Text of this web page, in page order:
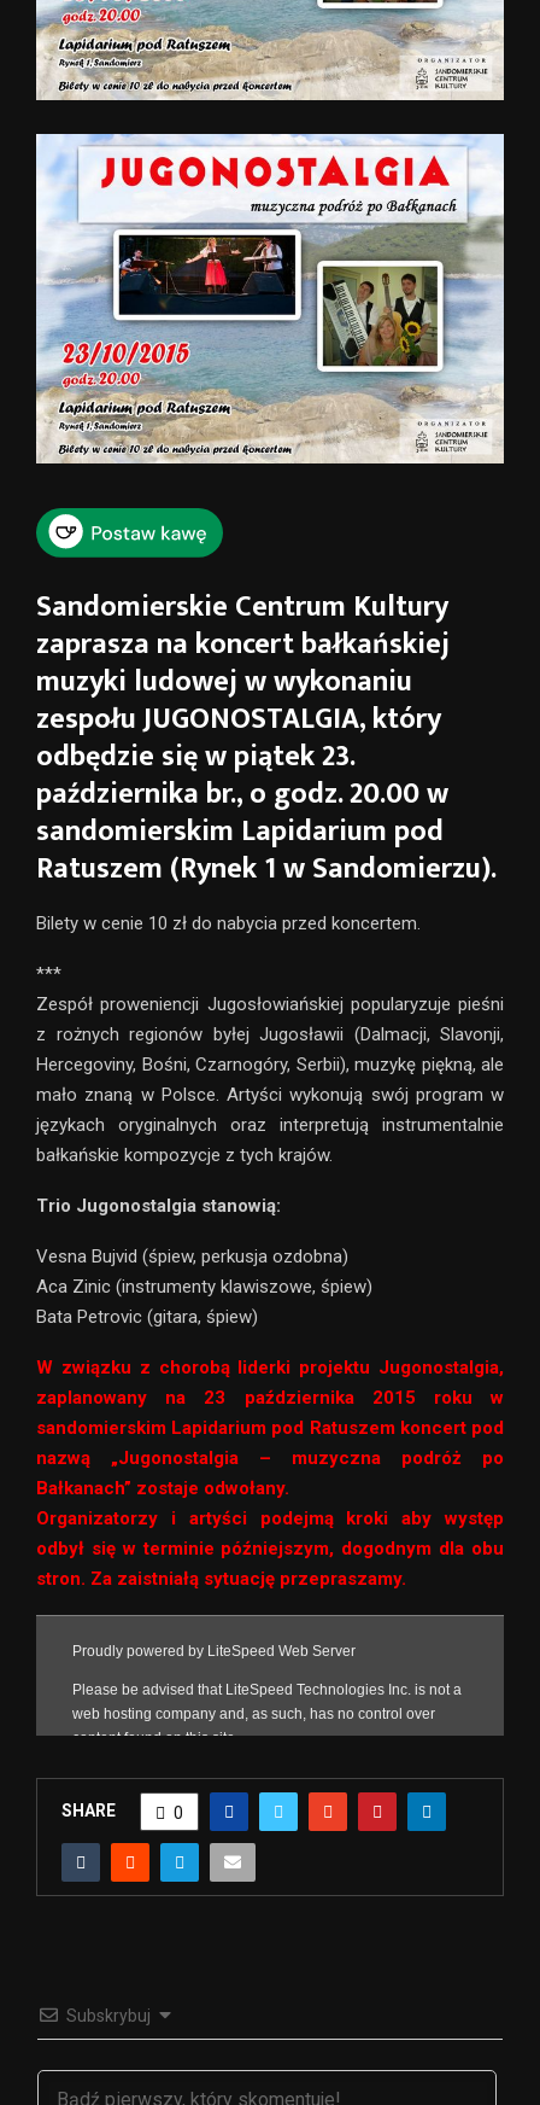
Sandomierskie Centrum Kultury
zaprasza na koncert bałkańskiej
muzyki ludowej w wykonaniu
zespołu JUGONOSTALGIA, który
odbędzie się w piątek 23.
października br., o godz. 20.00 w
sandomierskim Lapidarium pod
Ratuszem (Rynek 1 w Sandomierzu).
Bilety w cenie 10 zł do nabycia przed koncertem.
***
Zespół proweniencji Jugosłowiańskiej popularyzuje pieśni
z rożnych regionów byłej Jugosławii (Dalmacji, Slavonji,
Hercegoviny, Bośni, Czarnogóry, Serbii), muzykę piękną, ale
mało znaną w Polsce. Artyści wykonują swój program w
językach oryginalnych oraz interpretują instrumentalnie
bałkańskie kompozycje z tych krajów.
Trio Jugonostalgia stanowią:
Vesna Bujvid (śpiew, perkusja ozdobna)
Aca Zinic (instrumenty klawiszowe, śpiew)
Bata Petrovic (gitara, śpiew)
W związku z chorobą liderki projektu Jugonostalgia,
zaplanowany na 23 października 2015 roku w
sandomierskim Lapidarium pod Ratuszem koncert pod
nazwą „Jugonostalgia – muzyczna podróż po
Bałkanach” zostaje odwołany.
Organizatorzy i artyści podejmą kroki aby występ
odbył się w terminie późniejszym, dogodnym dla obu
stron. Za zaistniałą sytuację przepraszamy.
SHARE 0
Subskrybuj